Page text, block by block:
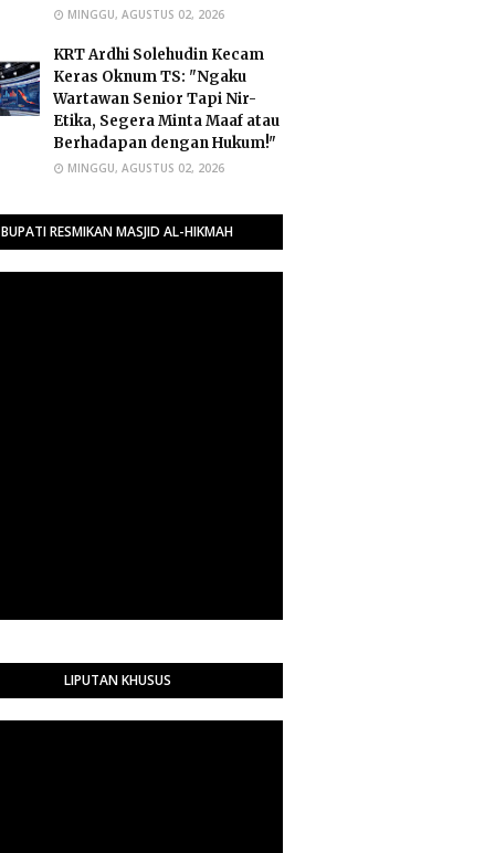
MINGGU, AGUSTUS 02, 2026
​KRT Ardhi Solehudin Kecam
Keras Oknum TS: "Ngaku
Wartawan Senior Tapi Nir-
Etika, Segera Minta Maaf atau
Berhadapan dengan Hukum!"
MINGGU, AGUSTUS 02, 2026
BUPATI RESMIKAN MASJID AL-HIKMAH
LIPUTAN KHUSUS